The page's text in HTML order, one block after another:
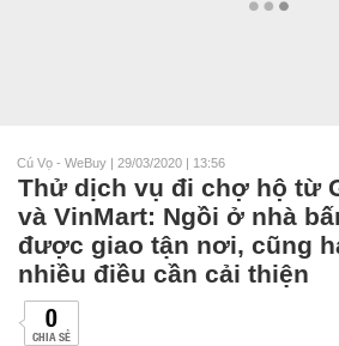
Cú Vọ - WeBuy | 29/03/2020 | 13:56
Thử dịch vụ đi chợ hộ từ
và VinMart: Ngồi ở nhà
được giao tận nơi, cũng
nhiều điều cần cải thiện
0
CHIA SẺ